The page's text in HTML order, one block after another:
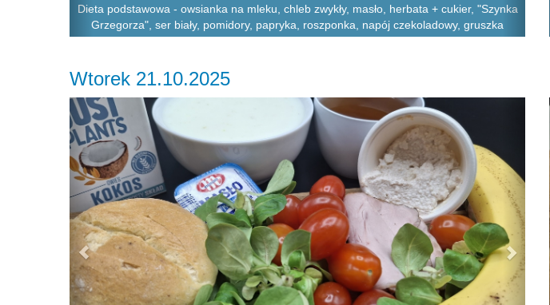
Dieta podstawowa - owsianka na mleku, chleb zwykły, masło, herbata + cukier, "Szynka
Grzegorza", ser biały, pomidory, papryka, roszponka, napój czekoladowy, gruszka
Wtorek 21.10.2025
Previous